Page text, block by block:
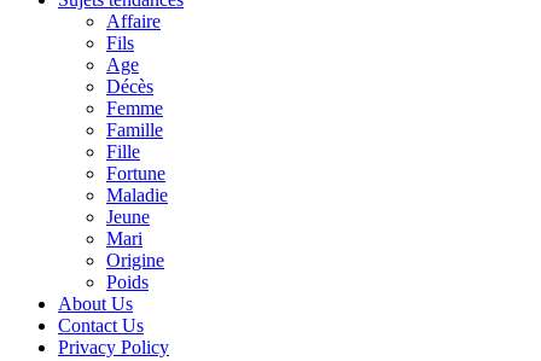
Affaire
Fils
Age
Décès
Femme
Famille
Fille
Fortune
Maladie
Jeune
Mari
Origine
Poids
About Us
Contact Us
Privacy Policy